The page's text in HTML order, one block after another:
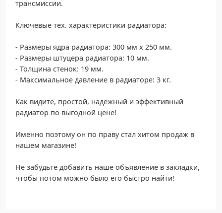
трансмиссии.
Ключевые тех. характеристики радиатора:
- Размеры ядра радиатора: 300 мм х 250 мм.
- Размеры штуцера радиатора: 10 мм.
- Толщина стенок: 19 мм.
- Максимальное давление в радиаторе: 3 кг.
Как видите, простой, надёжный и эффективный
радиатор по выгодной цене!
Именно поэтому он по праву стал хитом продаж в
нашем магазине!
Не забудьте добавить наше объявление в закладки,
чтобы потом можно было его быстро найти!